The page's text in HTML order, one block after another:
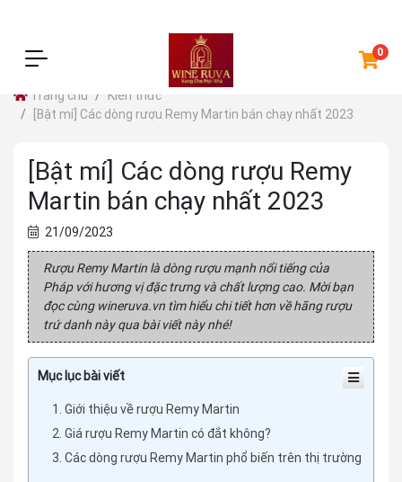
Trang chủ
Kiến thức
[Bật mí] Các dòng rượu Remy Martin bán chạy nhất 2023
[Bật mí] Các dòng rượu Remy
Martin bán chạy nhất 2023
21/09/2023
Rượu Remy Martin là dòng rượu mạnh nổi tiếng của
Pháp với hương vị đặc trưng và chất lượng cao. Mời bạn
đọc cùng wineruva.vn tìm hiểu chi tiết hơn về hãng rượu
trứ danh này qua bài viết này nhé!
Mục lục bài viết
1. Giới thiệu về rượu Remy Martin
2. Giá rượu Remy Martin có đắt không?
3. Các dòng rượu Remy Martin phổ biến trên thị trường